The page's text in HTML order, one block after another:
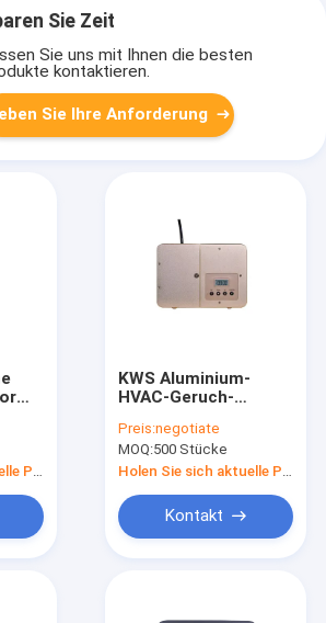
Sie Zeit
Sie uns mit Ihnen die besten
kontaktieren.
Sie Ihre Anforderung
KWS Aluminium-
HVAC-Geruch-
Aromatherapie
Preis:negotiate
MOQ:500 Stücke
Kontakt